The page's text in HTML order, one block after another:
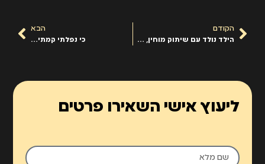
הקודם
הילד נולד עם שיתוק מוחין, האם נפטרה ממכת חשמל
הבא
כי נפלתי קמתי…
ליעוץ אישי השאירו פרטים